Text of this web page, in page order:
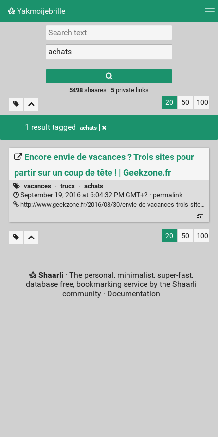
Yakmoijebrille
Picture wall
results.
5498shaares · 5private links
20 50 100
1 result tagged achats
Encore envie de vacances ? Trois sites pour
partir sur un coup de tête ! | Geekzone.fr
vacances · trucs · achats
September 19, 2016 at 6:04:32 PM GMT+2 · permalink
http://www.geekzone.fr/2016/08/30/envie-de-vacances-trois-sites-partir-coup-de-tete/
20 50 100
Shaarli · The personal, minimalist, super-fast,
database free, bookmarking service by the Shaarli
community · Documentation